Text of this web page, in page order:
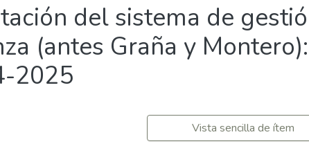
del sistema de
(antes Graña y
2025
Vista sencilla de ítem